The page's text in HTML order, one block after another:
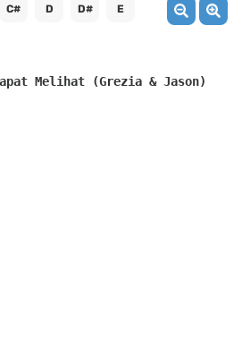
C# D D# E
Melihat (Grezia & Jason)